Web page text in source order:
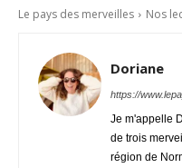
Le pays des merveilles Nos
Doriane
https://
Je m'appelle
de trois
région de